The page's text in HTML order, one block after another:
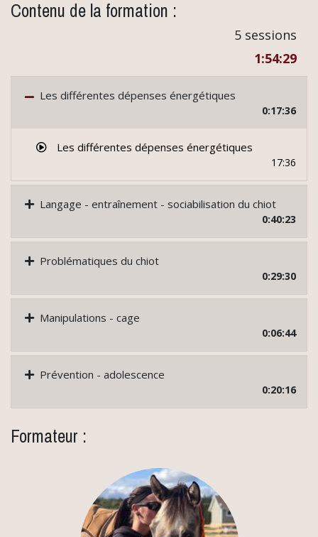
Contenu de la formation :
5 sessions
1:54:29
Les différentes dépenses énergétiques
0:17:36
Les différentes dépenses énergétiques
17:36
Langage - entraînement - sociabilisation du chiot
0:40:23
Problématiques du chiot
0:29:30
Manipulations - cage
0:06:44
Prévention - adolescence
0:20:16
Formateur :